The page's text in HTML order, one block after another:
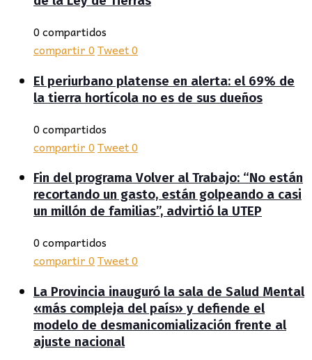
0 compartidos
compartir0Tweet0
El periurbano platense en alerta: el 69% de
la tierra hortícola no es de sus dueños
0 compartidos
compartir0Tweet0
Fin del programa Volver al Trabajo: “No están
recortando un gasto, están golpeando a casi
un millón de familias”, advirtió la UTEP
0 compartidos
compartir0Tweet0
La Provincia inauguró la sala de Salud Mental
«más compleja del país» y defiende el
modelo de desmanicomialización frente al
ajuste nacional